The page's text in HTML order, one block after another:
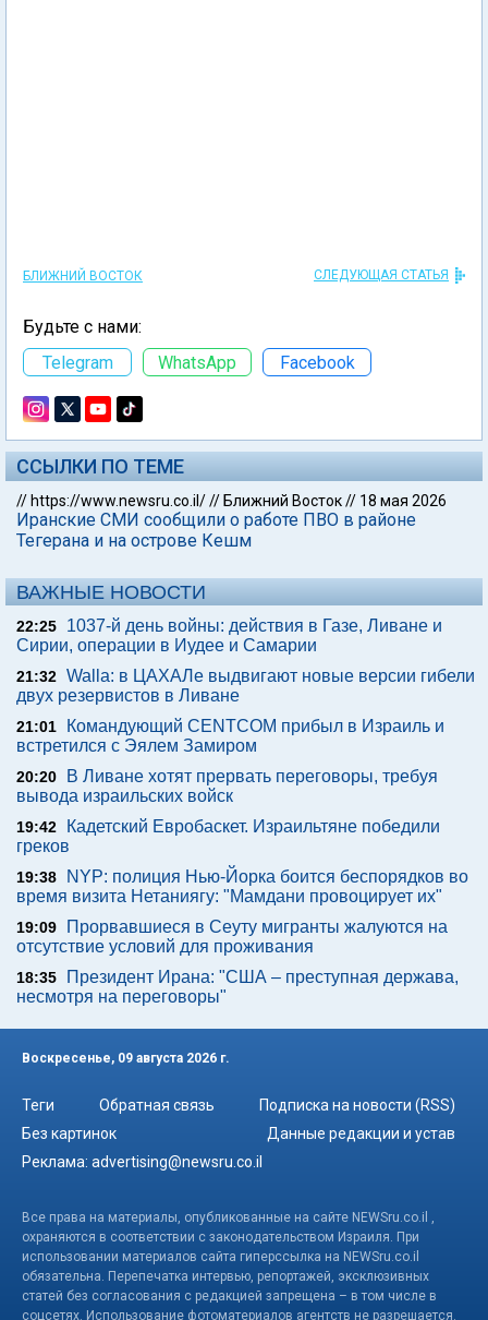
БЛИЖНИЙ ВОСТОК СЛЕДУЮЩАЯ СТАТЬЯ
Будьте с нами:
Telegram
WhatsApp Facebook
ССЫЛКИ ПО ТЕМЕ
// https://www.newsru.co.il/// Ближний Восток// 18 мая 2026
Иранские СМИ сообщили о работе ПВО в районе
Тегерана и на острове Кешм
ВАЖНЫЕ НОВОСТИ
22:25
1037-й день войны: действия в Газе, Ливане и
Сирии, операции в Иудее и Самарии
21:32 Walla: в ЦАХАЛе выдвигают новые версии гибели
двух резервистов в Ливане
21:01
Командующий CENTCOM прибыл в Израиль и
встретился с Эялем Замиром
20:20
В Ливане хотят прервать переговоры, требуя
вывода израильских войск
19:42
Кадетский Евробаскет. Израильтяне победили
греков
19:38
NYP: полиция Нью-Йорка боится беспорядков во
время визита Нетаниягу: "Мамдани провоцирует их"
19:09
Прорвавшиеся в Сеуту мигранты жалуются на
отсутствие условий для проживания
18:35
Президент Ирана: "США – преступная держава,
несмотря на переговоры"
Воскресенье, 09 августа 2026 г.
Теги Обратная связь
Подписка на новости (RSS)
Без картинок
Данные редакции и устав
Реклама: advertising@newsru.co.il
Все права на материалы, опубликованные на сайте NEWSru.co.il ,
охраняются в соответствии с законодательством Израиля. При
использовании материалов сайта гиперссылка на NEWSru.co.il
обязательна. Перепечатка интервью, репортажей, эксклюзивных
статей без согласования с редакцией запрещена – в том числе в
соцсетях. Использование фотоматериалов агентств не разрешается.